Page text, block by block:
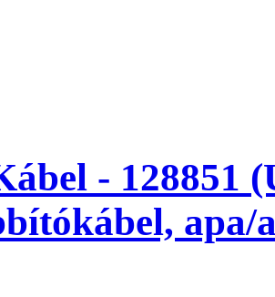
- 128851